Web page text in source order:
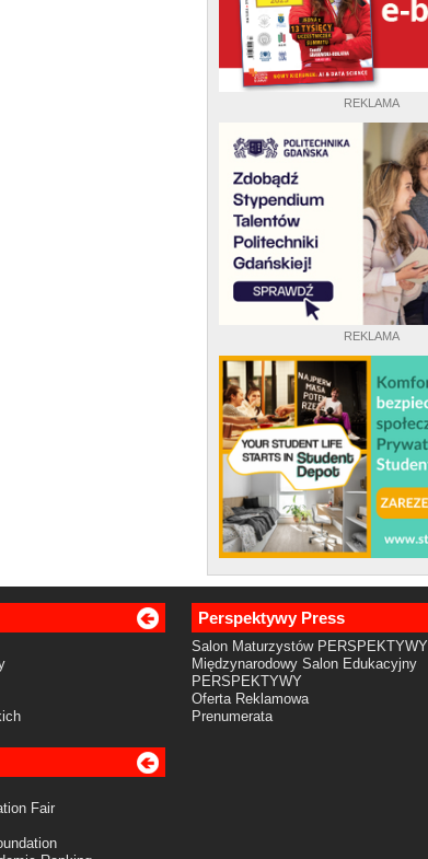
REKLAMA
REKLAMA
Perspektywy Press
Salon Maturzystów PERSPEKTYWY
Międzynarodowy Salon Edukacyjny
PERSPEKTYWY
Oferta Reklamowa
Prenumerata
Fair